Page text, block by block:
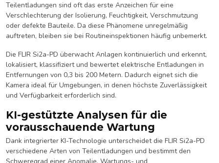
Teilentladungen sind oft das erste Anzeichen für eine
Verschlechterung der Isolierung, Feuchtigkeit, Verschmutzung
oder defekte Bauteile. Da diese Phänomene unregelmäßig
auftreten, bleiben sie bei Routineinspektionen häufig unbemerkt.
Die FLIR Si2a-PD überwacht Anlagen kontinuierlich und erkennt,
lokalisiert, klassifiziert und bewertet elektrische Entladungen in
Entfernungen von 0,3 bis 200 Metern. Dadurch eignet sich die
Kamera ideal für Umgebungen, in denen höchste Zuverlässigkeit
und Verfügbarkeit erforderlich sind.
KI-gestützte Analysen für die
vorausschauende Wartung
Dank integrierter KI-Technologie unterscheidet die FLIR Si2a-PD
verschiedene Arten von Teilentladungen und bestimmt den
Schweregrad einer Anomalie. Wartungs- und